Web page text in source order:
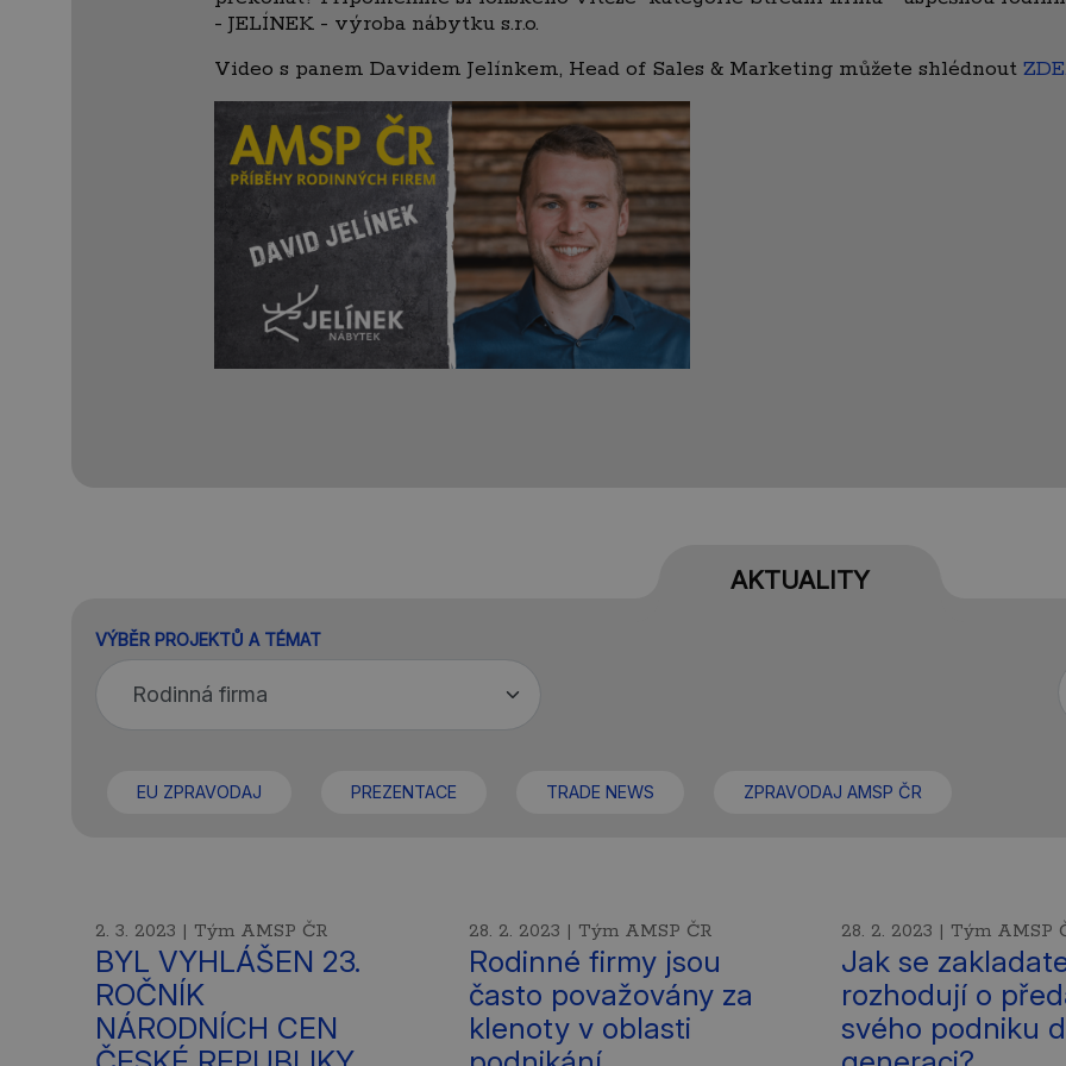
- JELÍNEK - výroba nábytku s.r.o.
Video s panem Davidem Jelínkem, Head of Sales & Marketing můžete shlédnout
AKTUALITY
VÝBĚR PROJEKTŮ A TÉMAT
EU ZPRAVODAJ PREZENTACE TRADE NEWS ZPRAVODAJ AMSP ČR
2. 3. 2023 | Tým AMSP ČR
BYL VYHLÁŠEN 23.
ROČNÍK
NÁRODNÍCH CEN
28. 2. 2023 | Tým AMSP ČR
Rodinné firmy jsou
často považovány za
klenoty v oblasti
28. 2. 2023 | Tým AMSP
Jak se
rozhodují o
svého podniku